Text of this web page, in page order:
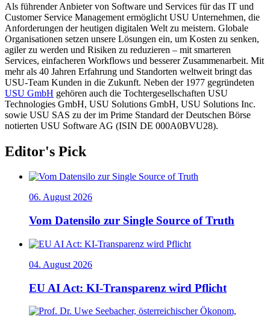
Als führender Anbieter von Software und Services für das IT und
Customer Service Management ermöglicht USU Unternehmen, die
Anforderungen der heutigen digitalen Welt zu meistern. Globale
Organisationen setzen unsere Lösungen ein, um Kosten zu senken,
agiler zu werden und Risiken zu reduzieren – mit smarteren
Services, einfacheren Workflows und besserer Zusammenarbeit. Mit
mehr als 40 Jahren Erfahrung und Standorten weltweit bringt das
USU-Team Kunden in die Zukunft. Neben der 1977 gegründeten
USU GmbH gehören auch die Tochtergesellschaften USU
Technologies GmbH, USU Solutions GmbH, USU Solutions Inc.
sowie USU SAS zu der im Prime Standard der Deutschen Börse
notierten USU Software AG (ISIN DE 000A0BVU28).
Editor's Pick
06. August 2026
Vom Datensilo zur Single Source of Truth
04. August 2026
EU AI Act: KI-Transparenz wird Pflicht